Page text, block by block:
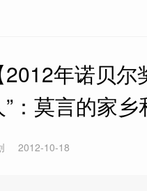
2012年诺贝
”：莫言的家
2012-10-18